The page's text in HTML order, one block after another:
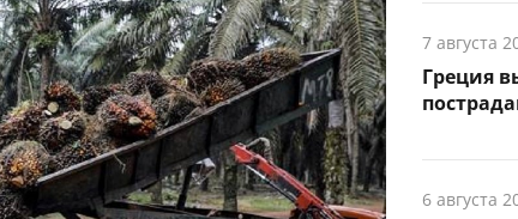
7 августа
Греция
6 августа